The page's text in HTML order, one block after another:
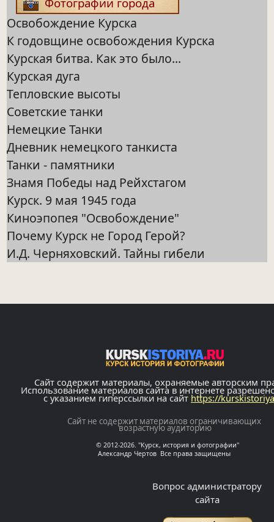
Освобождение Курска
К годовщине освобождения Курска
Курская битва. Как это было...
Курская дуга
Тепловские высоты
Советские танки
Немецкие Танки
Дневник немецкого танкиста
Танки - памятники
Знамя Победы над Рейхстагом
Курск. 9 мая 1945 года
Киноэпопея "Освобождение"
Почему Курск не Город Герой?
И.Д. Черняховский. Тайны гибели
Сайт содержит материалы, охраняемые авторским
Использование материалов сайта в интернете
с указанием гиперссылки на сайтhttps://
Сайт не содержит материалов ограничивающих
возрастную аудиторию
© 2012-2026. "Курск, история и фотографии"
Александр Чертов Все права защищены
Вопрос администратору
сайта